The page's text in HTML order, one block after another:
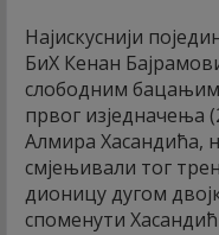
Најискуснији
БиХ Кенан
слободним
првог изједначења
Алмира Хасандића,
смјењивали тог
дионицу дугом
споменути